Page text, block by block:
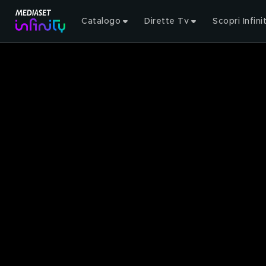
Catalogo Dirette Tv Scopri